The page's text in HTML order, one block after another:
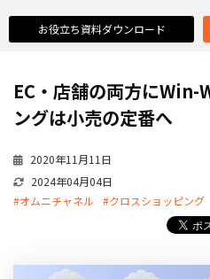
選ばれる理由
課題解決例
機能一覧
外部サービス連携
インフラ環境・サポート
お役立ち資料ダウンロード
EC・店舗の両方に
ングは小売の定番へ
2020年11月11日
2024年04月04日
#オムニチャネル
#クロスショッピング